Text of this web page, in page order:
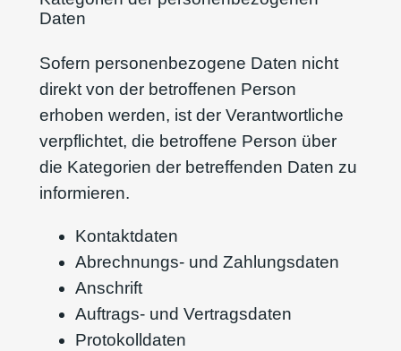
Daten
Sofern personenbezogene Daten nicht
direkt von der betroffenen Person
erhoben werden, ist der Verantwortliche
verpflichtet, die betroffene Person über
die Kategorien der betreffenden Daten zu
informieren.
Kontaktdaten
Abrechnungs- und Zahlungsdaten
Anschrift
Auftrags- und Vertragsdaten
Protokolldaten